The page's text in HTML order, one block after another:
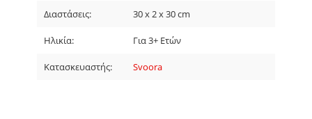
Διαστάσεις: 30 x 2 x 30 cm
Ηλικία: Για 3+ Ετών
Κατασκευαστής: Svoora